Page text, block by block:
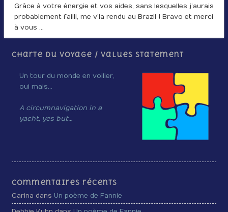
Grâce à votre énergie et vos aides, sans lesquelles j’aurais
probablement failli, me v’la rendu au Brazil ! Bravo et merci
à vous …
Charte du voyage / Values Statement
Un tour du monde en voilier,
oui mais…
A circumnavigation in a
yacht, yes but…
Commentaires récents
Carina dans Un poème de Fannie